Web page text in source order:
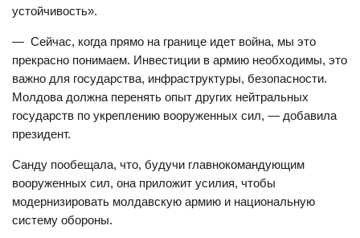
устойчивость».
— Сейчас, когда прямо на границе идет война, мы это
прекрасно понимаем. Инвестиции в армию необходимы, это
важно для государства, инфраструктуры, безопасности.
Молдова должна перенять опыт других нейтральных
государств по укреплению вооруженных сил, — добавила
президент.
Санду пообещала, что, будучи главнокомандующим
вооруженных сил, она приложит усилия, чтобы
модернизировать молдавскую армию и национальную
систему обороны.